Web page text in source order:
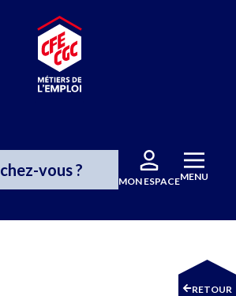
MON ESPACEMENU
RETOUR